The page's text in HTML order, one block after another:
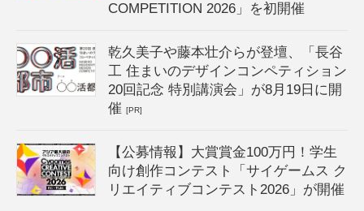
COMPETITION 2026」を初開催
乾久美子や藤本壮介らが登壇、「長谷
工 住まいのデザインコンペティション
20回記念 特別講演会」が8月19日に開
催[PR]
【公募情報】大賞賞金100万円！学生
向け創作コンテスト「サイゲームス ク
リエイティブコンテスト2026」が開催